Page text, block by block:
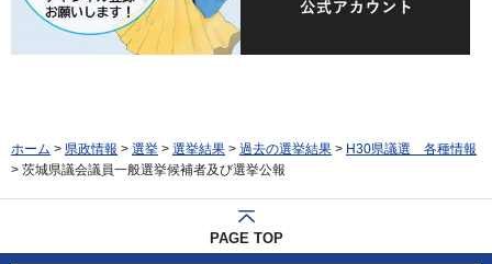
ホーム > 県政情報 > 選挙 > 選挙結果 > 過去の選挙結果 > H30県議選 各種情報
> 茨城県議会議員一般選挙候補者及び選挙公報
PAGE TOP